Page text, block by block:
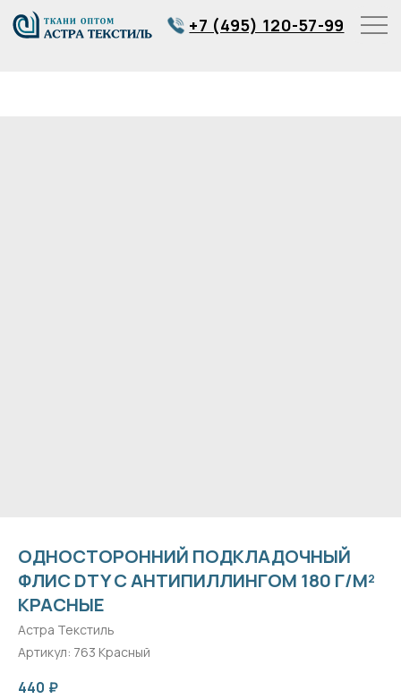
+7 (495) 120-57-99
ОДНОСТОРОННИЙ ПОДКЛАДОЧНЫЙ
ФЛИС DTY С АНТИПИЛЛИНГОМ 180 Г/М²
КРАСНЫЕ
Астра Текстиль
Артикул: 763 Красный
440 ₽